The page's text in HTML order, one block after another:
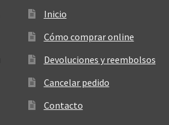
Inicio
Cómo comprar online
Devoluciones y reembolsos
Cancelar pedido
Contacto